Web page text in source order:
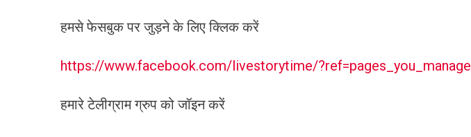
हमसे फेसबुक पर जुड़ने के लिए क्लिक करें
https://www.facebook.com/livestorytime/?ref=pages_you_manage
हमारे टेलीग्राम ग्रुप को जॉइन करें